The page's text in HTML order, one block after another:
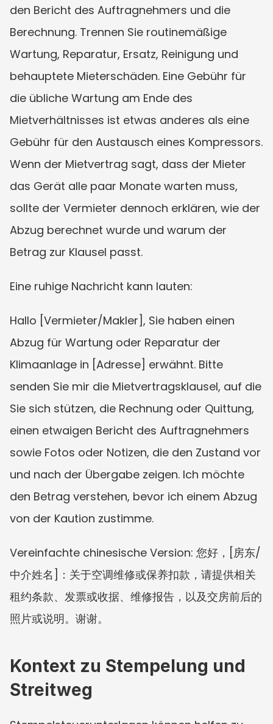
den Bericht des Auftragnehmers und die
Berechnung. Trennen Sie routinemäßige
Wartung, Reparatur, Ersatz, Reinigung und
behauptete Mieterschäden. Eine Gebühr für
die übliche Wartung am Ende des
Mietverhältnisses ist etwas anderes als eine
Gebühr für den Austausch eines Kompressors.
Wenn der Mietvertrag sagt, dass der Mieter
das Gerät alle paar Monate warten muss,
sollte der Vermieter dennoch erklären, wie der
Abzug berechnet wurde und warum der
Betrag zur Klausel passt.
Eine ruhige Nachricht kann lauten:
Hallo [Vermieter/Makler], Sie haben einen
Abzug für Wartung oder Reparatur der
Klimaanlage in [Adresse] erwähnt. Bitte
senden Sie mir die Mietvertragsklausel, auf die
Sie sich stützen, die Rechnung oder Quittung,
einen etwaigen Bericht des Auftragnehmers
sowie Fotos oder Notizen, die den Zustand vor
und nach der Übergabe zeigen. Ich möchte
den Betrag verstehen, bevor ich einem Abzug
von der Kaution zustimme.
Vereinfachte chinesische Version: 您好，[房东/
中介姓名]：关于空调维修或保养扣款，请提供相关
租约条款、发票或收据、维修报告，以及交房前后的
照片或说明。谢谢。
Kontext zu Stempelung und
Streitweg